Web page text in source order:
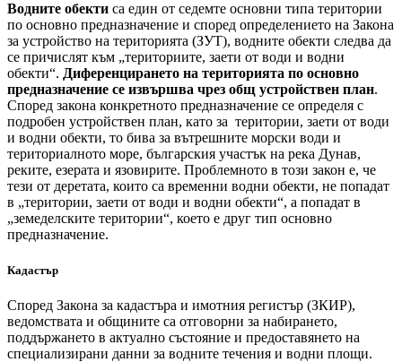
Водните обекти са един от седемте основни типа територии
по основно предназначение и според определението на Закона
за устройство на територията (ЗУТ), водните обекти следва да
се причислят към „териториите, заети от води и водни
обекти“. Диференцирането на територията по основно
предназначение се извършва чрез общ устройствен план.
Според закона конкретното предназначение се определя с
подробен устройствен план, като за територии, заети от води
и водни обекти, то бива за вътрешните морски води и
териториалното море, българския участък на река Дунав,
реките, езерата и язовирите. Проблемното в този закон е, че
тези от деретата, които са временни водни обекти, не попадат
в „територии, заети от води и водни обекти“, а попадат в
„земеделските територии“, което е друг тип основно
предназначение.
Кадастър
Според Закона за кадастъра и имотния регистър (ЗКИР),
ведомствата и общините са отговорни за набирането,
поддържането в актуално състояние и предоставянето на
специализирани данни за водните течения и водни площи.